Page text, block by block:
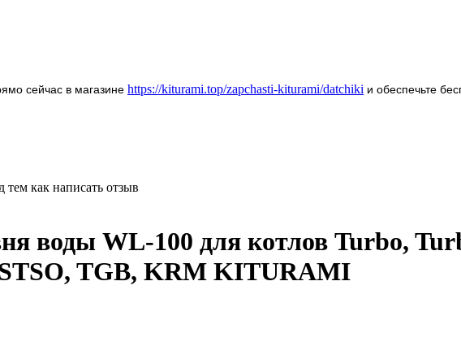
сейчас в магазине https://kiturami.top/zapchasti-kiturami/datchiki и обеспечьте
тем как написать отзыв
воды WL-100 для котлов Turbo,
TGB, KRM KITURAMI